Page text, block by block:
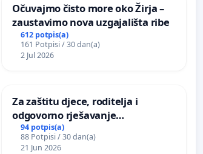
Očuvajmo čisto more oko Žirja –
zaustavimo nova uzgajališta ribe
612 potpis(a)
161 Potpisi / 30 dan(a)
2 Jul 2026
Za zaštitu djece, roditelja i
odgovorno rješavanje
maloljetničkog nasilja
94 potpis(a)
88 Potpisi / 30 dan(a)
21 Jun 2026